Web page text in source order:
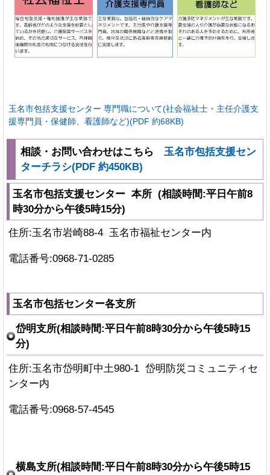
玉名市包括支援センター 専門職について(社会福祉士・主任介護支
援専門員・保健師、看護師など)(PDF 約68KB)
相談・お問い合わせはこちら 玉名市包括支援セン
ターチラシ(PDF 約450KB)
玉名市包括支援センター 本所 (相談時間:平日午前8
時30分から午後5時15分)
住所:玉名市岩崎88-4 玉名市福祉センター内
電話番号:0968-71-0285
玉名市包括センター各支所
岱明支所(相談時間:平日午前8時30分から午後5時15
分)
住所:玉名市岱明町中土980-1 岱明防災コミュニティセ
ンター内
電話番号:0968-57-4545
横島支所(相談時間:平日午前8時30分から午後5時15